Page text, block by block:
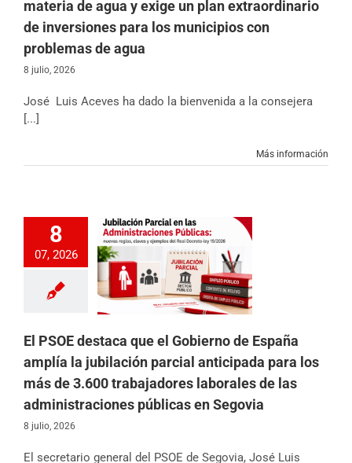
materia de agua y exige un plan extraordinario
de inversiones para los municipios con
problemas de agua
8 julio, 2026
José Luis Aceves ha dado la bienvenida a la consejera
[...]
Más información
8
07, 2026
destaca que el
España amplía
parcial
para los más de
de las
de los Diputados
El PSOE destaca que el Gobierno de España
amplía la jubilación parcial anticipada para los
más de 3.600 trabajadores laborales de las
administraciones públicas en Segovia
8 julio, 2026
El secretario general del PSOE de Segovia, José Luis